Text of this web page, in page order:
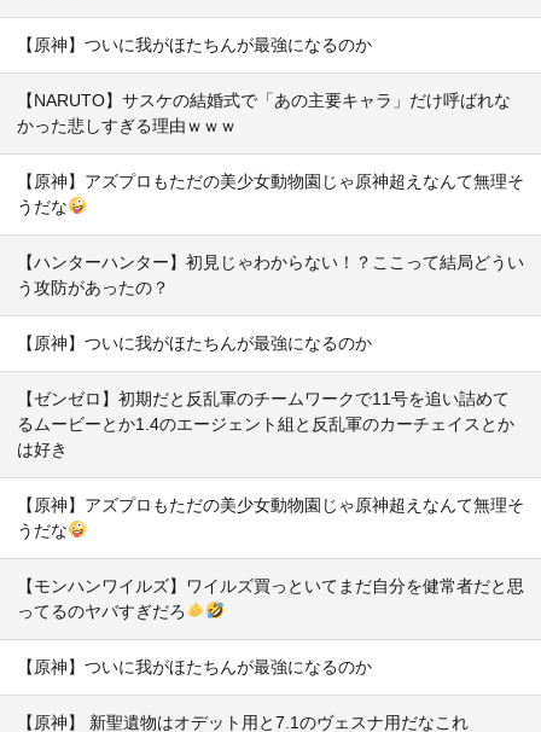
【原神】ついに我がほたちんが最強になるのか
【NARUTO】サスケの結婚式で「あの主要キャラ」だけ呼ばれな
かった悲しすぎる理由ｗｗｗ
【原神】アズプロもただの美少女動物園じゃ原神超えなんて無理そ
うだな
【ハンターハンター】初見じゃわからない！？ここって結局どうい
う攻防があったの？
【原神】ついに我がほたちんが最強になるのか
【ゼンゼロ】初期だと反乱軍のチームワークで11号を追い詰めて
るムービーとか1.4のエージェント組と反乱軍のカーチェイスとか
は好き
【原神】アズプロもただの美少女動物園じゃ原神超えなんて無理そ
うだな
【モンハンワイルズ】ワイルズ買っといてまだ自分を健常者だと思
ってるのヤバすぎだろ
【原神】ついに我がほたちんが最強になるのか
【原神】 新聖遺物はオデット用と7.1のヴェスナ用だなこれ